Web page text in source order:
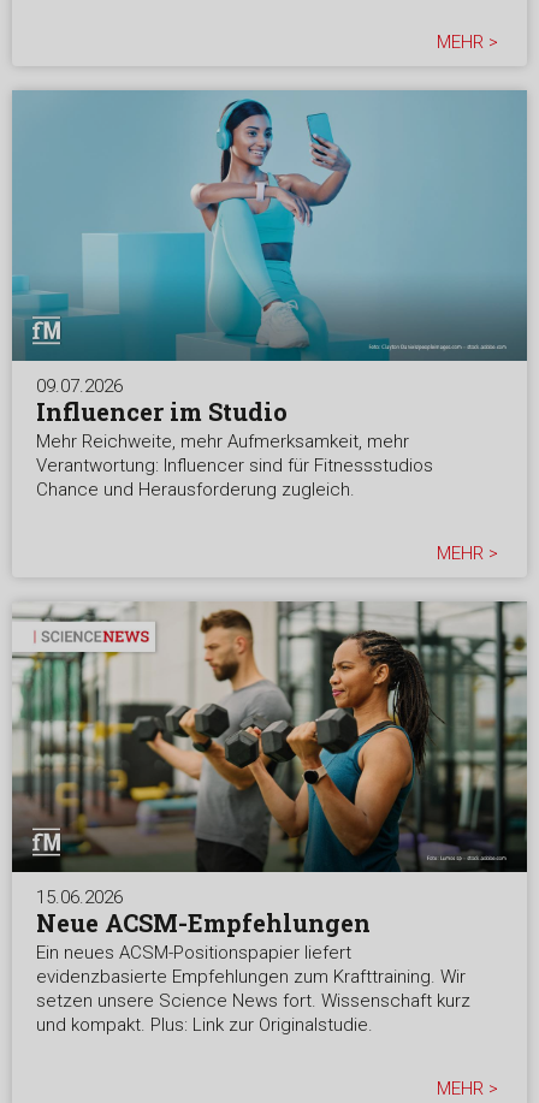
MEHR >
09.07.2026
Influencer im Studio
Mehr Reichweite, mehr Aufmerksamkeit, mehr
Verantwortung: Influencer sind für Fitnessstudios
Chance und Herausforderung zugleich.
MEHR >
15.06.2026
Neue ACSM-Empfehlungen
Ein neues ACSM-Positionspapier liefert
evidenzbasierte Empfehlungen zum Krafttraining. Wir
setzen unsere Science News fort. Wissenschaft kurz
und kompakt. Plus: Link zur Originalstudie.
MEHR >